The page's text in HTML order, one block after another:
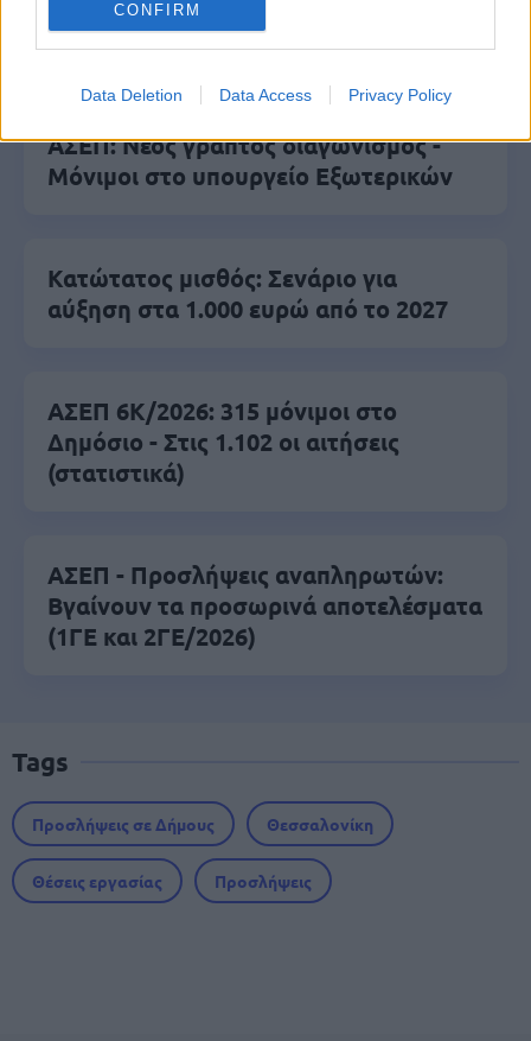
CONFIRM
Data Deletion Data Access Privacy Policy
Δημοφιλείς Ειδήσεις
ΑΣΕΠ: Νέος γραπτός διαγωνισμός -
Μόνιμοι στο υπουργείο Εξωτερικών
Κατώτατος μισθός: Σενάριο για
αύξηση στα 1.000 ευρώ από το 2027
ΑΣΕΠ 6Κ/2026: 315 μόνιμοι στο
Δημόσιο - Στις 1.102 οι αιτήσεις
(στατιστικά)
ΑΣΕΠ - Προσλήψεις αναπληρωτών:
Βγαίνουν τα προσωρινά αποτελέσματα
(1ΓΕ και 2ΓΕ/2026)
Tags
Προσλήψεις σε Δήμους Θεσσαλονίκη
Θέσεις εργασίας Προσλήψεις